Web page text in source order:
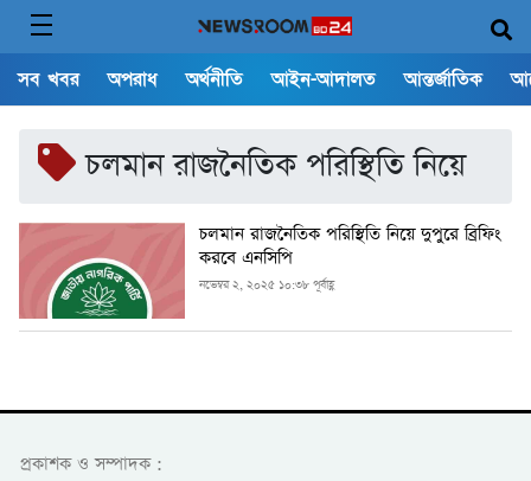
সব খবর অপরাধ অর্থনীতি আইন-আদালত আন্তর্জাতিক
চলমান রাজনৈতিক পরিস্থিতি নিয়ে
চলমান রাজনৈতিক পরিস্থিতি নিয়ে দুপুরে ব্রিফিং
করবে এনসিপি
নভেম্বর ২, ২০২৫ ১০:৩৮ পূর্বাহ্ণ
প্রকাশক ও সম্পাদক :